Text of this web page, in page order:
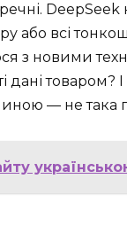
або всі
з новими
товаром? І
— не така